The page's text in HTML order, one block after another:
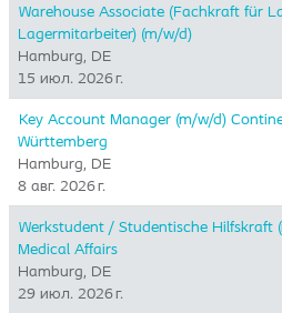
Warehouse Associate (Fachkraft für
Lagermitarbeiter) (m/w/d)
Hamburg, DE
15 июл. 2026 г.
Key Account Manager (m/w/d)
Württemberg
Hamburg, DE
8 авг. 2026 г.
Werkstudent / Studentische Hilfskraft
Medical Affairs
Hamburg, DE
29 июл. 2026 г.